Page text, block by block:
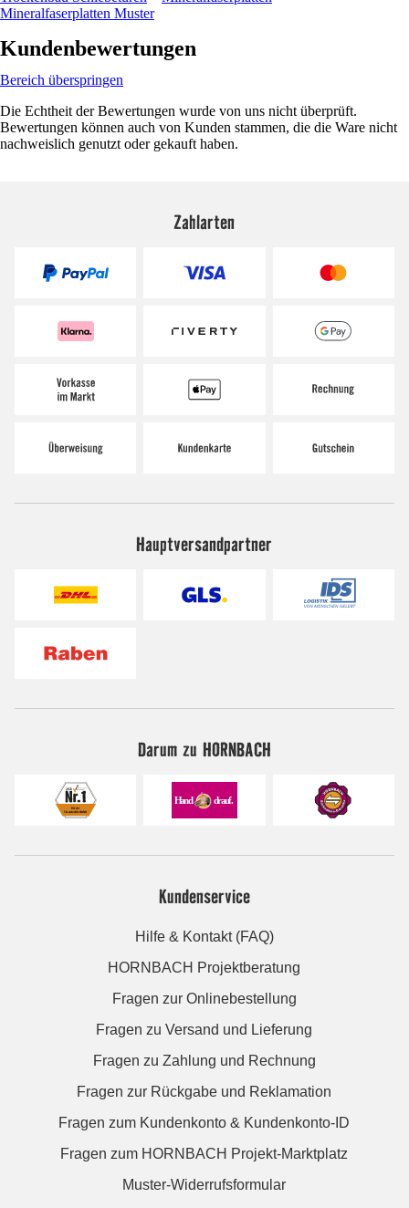
Mineralfaserplatten Muster
Kundenbewertungen
Bereich überspringen
Die Echtheit der Bewertungen wurde von uns nicht überprüft.
Bewertungen können auch von Kunden stammen, die die Ware nicht
nachweislich genutzt oder gekauft haben.
Zahlarten
Hauptversandpartner
Darum zu HORNBACH
Kundenservice
Hilfe & Kontakt (FAQ)
HORNBACH Projektberatung
Fragen zur Onlinebestellung
Fragen zu Versand und Lieferung
Fragen zu Zahlung und Rechnung
Fragen zur Rückgabe und Reklamation
Fragen zum Kundenkonto & Kundenkonto-ID
Fragen zum HORNBACH Projekt-Marktplatz
Muster-Widerrufsformular